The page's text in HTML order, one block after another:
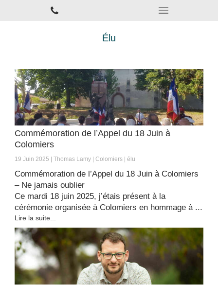
Élu
Commémoration de l’Appel du 18 Juin à
Colomiers
19 Juin 2025 Thomas Lamy Colomiers élu
Commémoration de l’Appel du 18 Juin à Colomiers
– Ne jamais oublier
Ce mardi 18 juin 2025, j’étais présent à la
cérémonie organisée à Colomiers en hommage à ...
Lire la suite...